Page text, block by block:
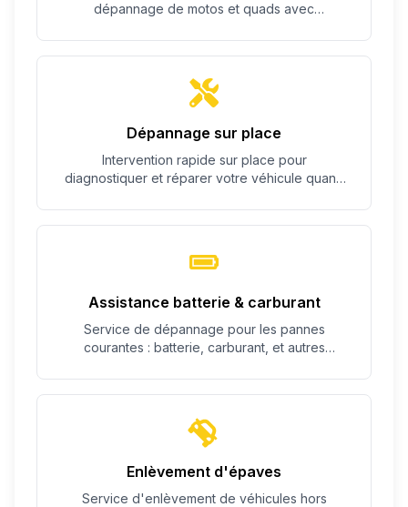
dépannage de motos et quads avec
Dépannage sur place
Intervention rapide sur place pour
diagnostiquer et réparer votre véhicule quand
Assistance batterie & carburant
Service de dépannage pour les pannes
courantes : batterie, carburant, et autres
Enlèvement d'épaves
Service d'enlèvement de véhicules hors